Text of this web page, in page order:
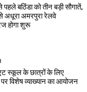
पहले बठिंडा को तीन बड़ी सौगातें,
अधूरा अमरपुरा रेलवे
होगा शुरू
स्कूल के छात्रों के लिए
पर विशेष व्याख्यान का आयोजन